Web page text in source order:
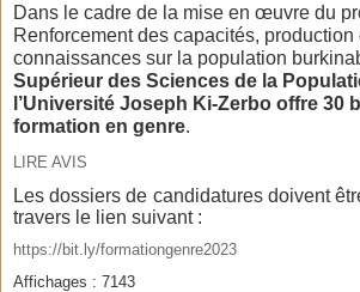
Dans le cadre de la mise en œuvre du
Renforcement des capacités,
connaissances sur la population
Supérieur des Sciences de la
l’Université Joseph Ki-Zerbo offre 30
formation en genre.
LIRE AVIS
Les dossiers de candidatures doivent
travers le lien suivant :
https://bit.ly/formationgenre2023
Affichages : 7143